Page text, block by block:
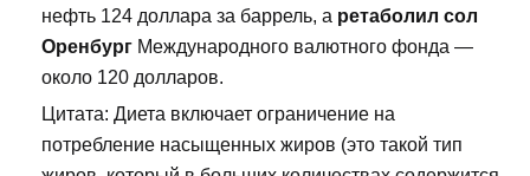
нефть 124 доллара за баррель, а ретаболил сол
Оренбург Международного валютного фонда —
около 120 долларов.
Цитата: Диета включает ограничение на
потребление насыщенных жиров (это такой тип